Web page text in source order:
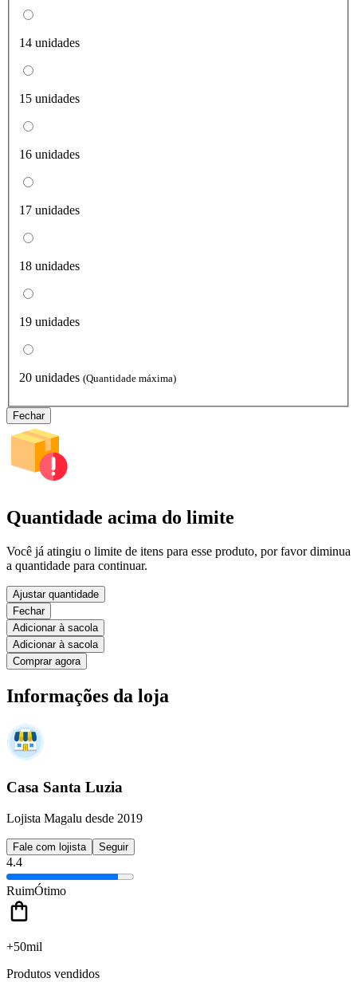
14 unidades
15 unidades
16 unidades
17 unidades
18 unidades
19 unidades
20 unidades (Quantidade máxima)
Fechar
Quantidade acima do limite
Você já atingiu o limite de itens para esse produto, por favor diminua
a quantidade para continuar.
Ajustar quantidade
Fechar
Adicionar à sacola
Adicionar à sacola
Comprar agora
Informações da loja
Casa Santa Luzia
Lojista Magalu desde 2019
Fale com lojista Seguir
4.4
RuimÓtimo
+50mil
Produtos vendidos